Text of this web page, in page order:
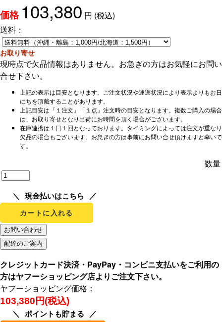
価格 103,380 円 (税込)
送料：
お取り寄せ
現時点で欠品情報はありません。お急ぎの方はお気軽にお問い
合せ下さい。
上記の表示は目安となります。ご注文状況や運送状況により表示よりもお日
にちを頂戴することがあります。
上記目安は「１注文」「１点」注文時の目安となります。複数ご購入の場合
は、お取り寄せとなり出荷にお時間を頂く場合がございます。
在庫連携は１日１回となっております。タイミングによっては注文が重なり
欠品の場合もございます。お急ぎの方は事前にお問い合せ頂けますと幸いで
す。
数量
現金払いはこちら
カートに入れる
クレジットカード決済・PayPay・コンビニ支払いをご利用の
方はヤフーショッピング店よりご注文下さい。
ヤフーショッピング価格：
103,380円(税込)
ポイントも貯まる